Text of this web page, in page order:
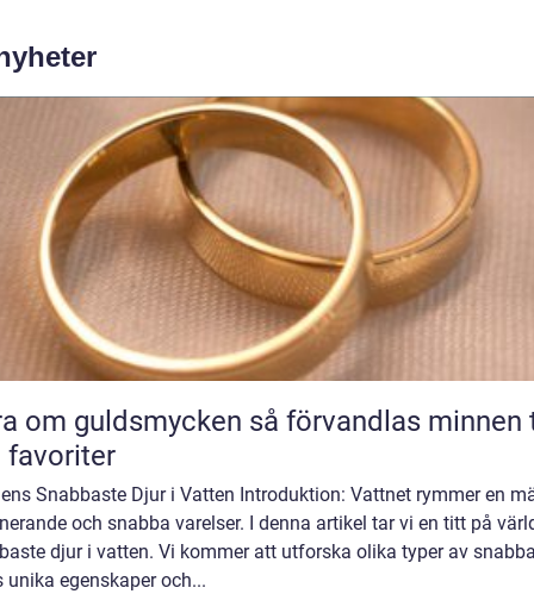
guldsmycken så förvandlas minnen till
favoriter
Snabbaste Djur i Vatten Introduktion: Vattnet rymmer en
och snabba varelser. I denna artikel tar vi en titt på
djur i vatten. Vi kommer att utforska olika typer av
unika egenskaper och...